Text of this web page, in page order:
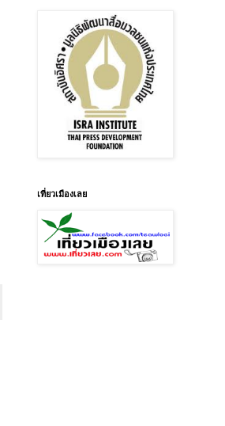
เที่ยวเมืองเลย